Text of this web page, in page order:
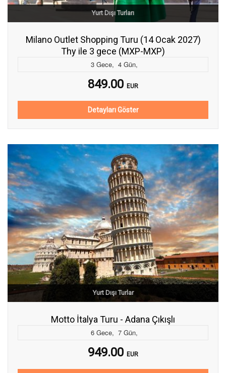
Yurt Dışı Turları
Milano Outlet Shopping Turu (14 Ocak 2027)
Thy ile 3 gece (MXP-MXP)
3 Gece, 4 Gün,
849.00 EUR
Detayları Göster
Yurt Dışı Turlar
Motto İtalya Turu - Adana Çıkışlı
6 Gece, 7 Gün,
949.00 EUR